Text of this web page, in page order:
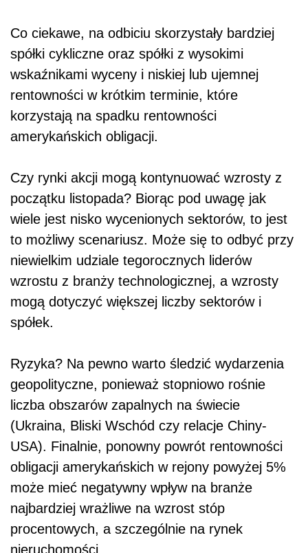
Co ciekawe, na odbiciu skorzystały bardziej
spółki cykliczne oraz spółki z wysokimi
wskaźnikami wyceny i niskiej lub ujemnej
rentowności w krótkim terminie, które
korzystają na spadku rentowności
amerykańskich obligacji.
Czy rynki akcji mogą kontynuować wzrosty z
początku listopada? Biorąc pod uwagę jak
wiele jest nisko wycenionych sektorów, to jest
to możliwy scenariusz. Może się to odbyć przy
niewielkim udziale tegorocznych liderów
wzrostu z branży technologicznej, a wzrosty
mogą dotyczyć większej liczby sektorów i
spółek.
Ryzyka? Na pewno warto śledzić wydarzenia
geopolityczne, ponieważ stopniowo rośnie
liczba obszarów zapalnych na świecie
(Ukraina, Bliski Wschód czy relacje Chiny-
USA). Finalnie, ponowny powrót rentowności
obligacji amerykańskich w rejony powyżej 5%
może mieć negatywny wpływ na branże
najbardziej wrażliwe na wzrost stóp
procentowych, a szczególnie na rynek
nieruchomości.